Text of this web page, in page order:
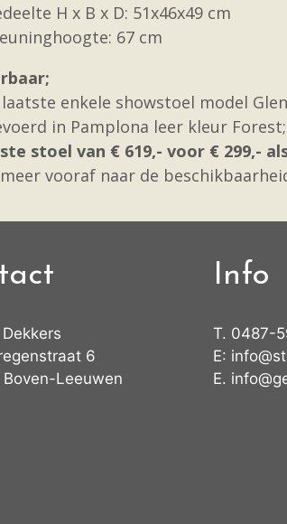
H x B x D: 51x46x49 cm
67 cm
laatste enkele showstoel model
in Pamplona leer kleur Forest;
stoel van € 619,- voor € 299,-
vooraf naar de
6
Leeuwen
Info
T. 0487-
E:
E.